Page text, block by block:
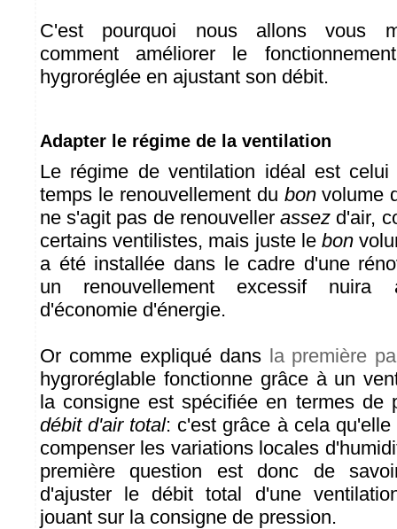
C'est pourquoi nous allons vous
comment améliorer le
hygroréglée en ajustant son débit.
Adapter le régime de la ventilation
Le régime de ventilation idéal est
temps le renouvellement du bonvolume
ne s'agit pas de renouvellerassez d'air,
certains ventilistes, mais juste lebon
a été installée dans le cadre d'une
un renouvellement excessif
d'économie d'énergie.
Or comme expliqué dans la première
hygroréglable fonctionne grâce à un
la consigne est spécifiée en termes de
débit d'air total: c'est grâce à cela
compenser les variations locales
première question est donc de
d'ajuster le débit total d'une
jouant sur la consigne de pression.